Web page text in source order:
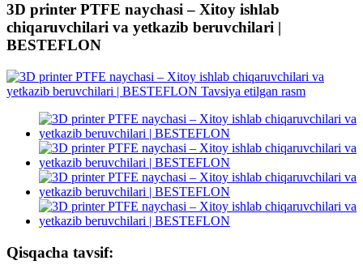
3D printer PTFE naychasi – Xitoy ishlab
chiqaruvchilari va yetkazib beruvchilari |
BESTEFLON
Qisqacha tavsif: